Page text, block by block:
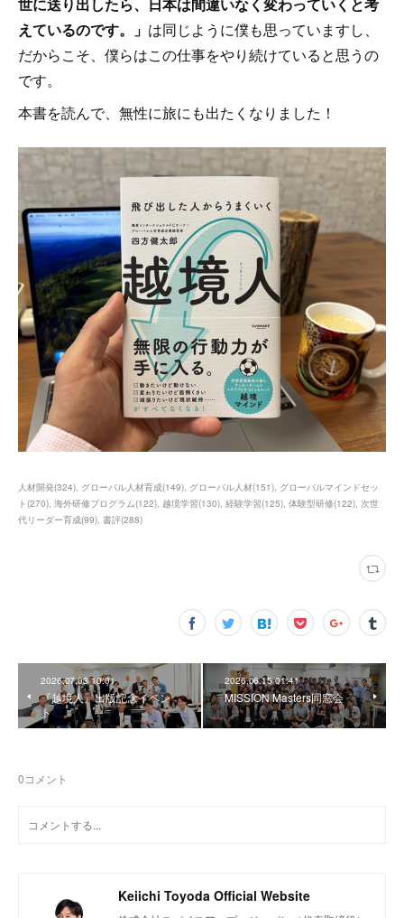
えているのです。」 は同じように僕も思っていますし、
だからこそ、僕らはこの仕事をやり続けていると思うの
です。
本書を読んで、無性に旅にも出たくなりました！
人材開発(324) グローバル人材育成(149) グローバル人材(151) グローバルマインドセッ
ト(270) 海外研修プログラム(122) 越境学習(130) 経験学習(125) 体験型研修(122) 次世
代リーダー育成(99) 書評(288)
2026.07.03 10:01
『越境人』出版記念イベン
ト
2026.06.15 01:41
MISSION Masters同窓会
0コメント
Keiichi Toyoda Official Website